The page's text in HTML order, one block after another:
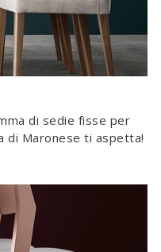
di sedie fisse per
di Maronese ti aspetta!